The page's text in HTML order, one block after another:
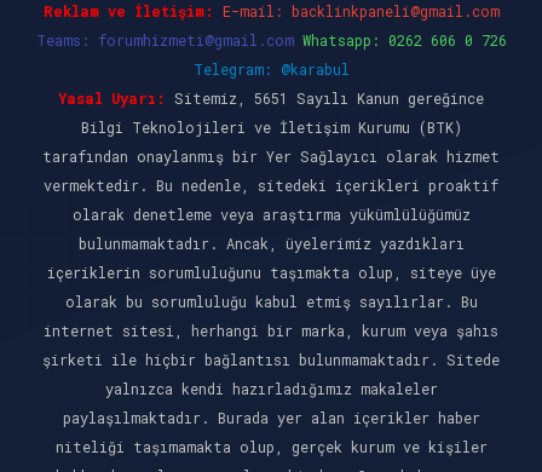
Reklam ve İletişim: E-mail: backlinkpaneli@gmail.com
Teams: forumhizmeti@gmail.com Whatsapp: 0262 606 0 726
Telegram: @karabul
Yasal Uyarı:
Sitemiz, 5651 Sayılı Kanun gereğince
Bilgi Teknolojileri ve İletişim Kurumu (BTK)
tarafından onaylanmış bir Yer Sağlayıcı olarak hizmet
vermektedir. Bu nedenle, sitedeki içerikleri proaktif
olarak denetleme veya araştırma yükümlülüğümüz
bulunmamaktadır. Ancak, üyelerimiz yazdıkları
içeriklerin sorumluluğunu taşımakta olup, siteye üye
olarak bu sorumluluğu kabul etmiş sayılırlar. Bu
internet sitesi, herhangi bir marka, kurum veya şahıs
şirketi ile hiçbir bağlantısı bulunmamaktadır. Sitede
yalnızca kendi hazırladığımız makaleler
paylaşılmaktadır. Burada yer alan içerikler haber
niteliği taşımamakta olup, gerçek kurum ve kişiler